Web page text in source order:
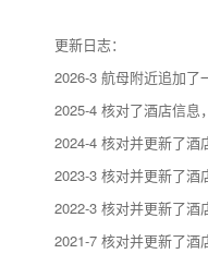
更新日志：
2026-3 航母附近追加了
2025-4 核对了酒店信
2024-4 核对并更新了酒
2023-3 核对并更新了酒
2022-3 核对并更新了酒
2021-7 核对并更新了酒